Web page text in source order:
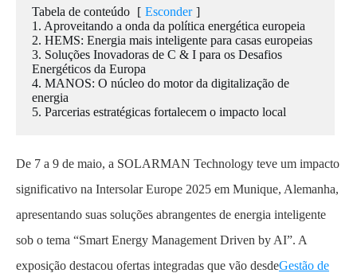
Tabela de conteúdo [ Esconder ]
1. Aproveitando a onda da política energética europeia
2. HEMS: Energia mais inteligente para casas europeias
3. Soluções Inovadoras de C & I para os Desafios
Energéticos da Europa
4. MANOS: O núcleo do motor da digitalização de
energia
5. Parcerias estratégicas fortalecem o impacto local
De 7 a 9 de maio, a SOLARMAN Technology teve um impacto
significativo na Intersolar Europe 2025 em Munique, Alemanha,
apresentando suas soluções abrangentes de energia inteligente
sob o tema “Smart Energy Management Driven by AI”. A
exposição destacou ofertas integradas que vão desdeGestão de